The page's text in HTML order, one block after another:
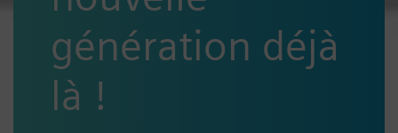
génération déjà
là !